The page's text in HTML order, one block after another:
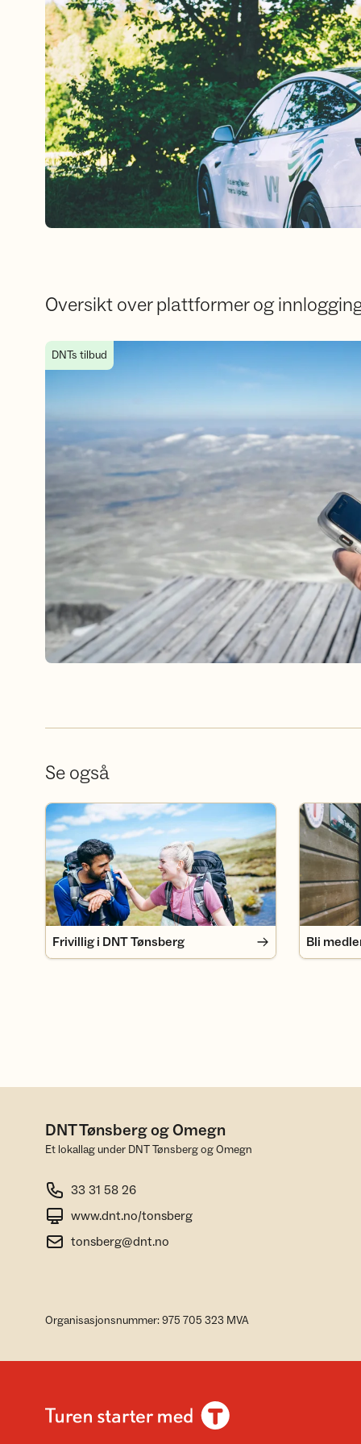
Oversikt over plattformer og
Oversikt over innlogginger og plattformer
DNTs tilbud
Se også
Frivillig i DNT Tønsberg
Frivillig i DNT Tønsberg
Bli medlem
Bli
DNT Tønsberg og Omegn
Et lokallag under DNT Tønsberg og Omegn
33 31 58 26
www.dnt.no/tonsberg
tonsberg@dnt.no
Organisasjonsnummer: 975 705 323 MVA